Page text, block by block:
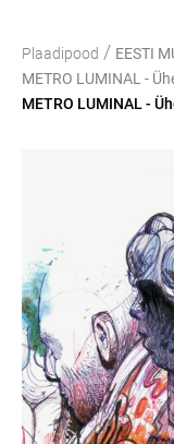
Plaadipood / EESTI
METRO LUMINAL -
METRO LUMINAL -